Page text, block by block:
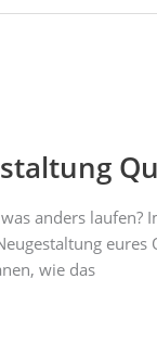
anders
wie das